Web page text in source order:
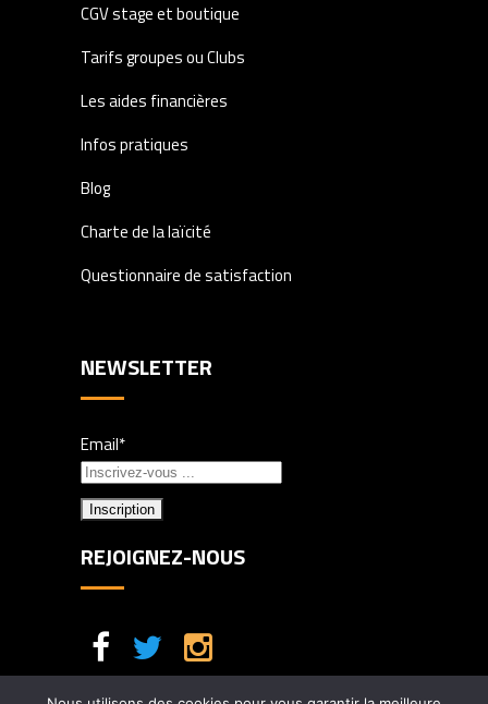
CGV stage et boutique
Tarifs groupes ou Clubs
Les aides financières
Infos pratiques
Blog
Charte de la laïcité
Questionnaire de satisfaction
NEWSLETTER
Email*
REJOIGNEZ-NOUS